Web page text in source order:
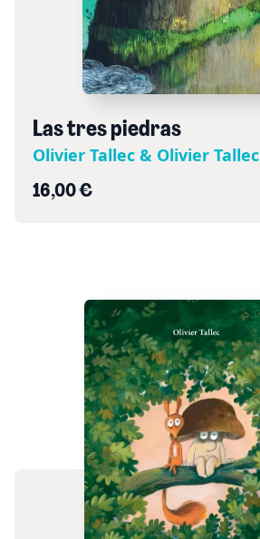
Las tres piedras
Olivier Tallec & Olivier Tallec
16,00 €